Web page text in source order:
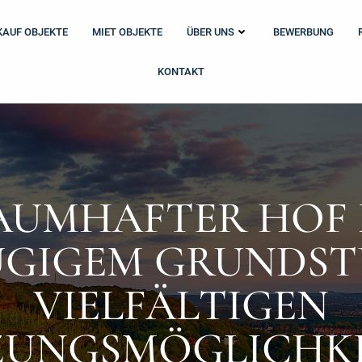
OBJEKTE MIET OBJEKTE ÜBER UNS BEWERBUNG
KONTAKT
IELFÄLTIGEN N